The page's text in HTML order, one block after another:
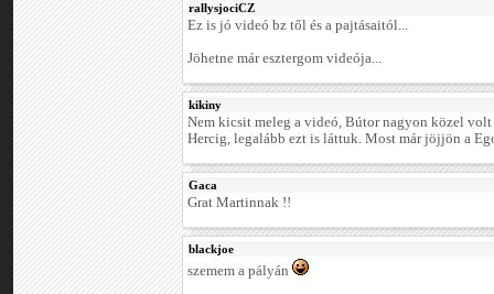
rallysjociCZ
Ez is jó videó bz től és a pajtásaitól...
Jöhetne már esztergom videója...
kikiny
Nem kicsit meleg a videó, Bútor nagyon közel
Hercig, legalább ezt is láttuk. Most már jöjjön a
Gaca
Grat Martinnak !!
blackjoe
szemem a pályán